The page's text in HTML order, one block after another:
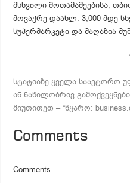
მსხვილი მოთამაშეებისა,
მოვაჭრე დაახლ. 3,000-მდე
სუპერმარკეტი და მაღაზია
სტატიაზე ყველა საავტორო
ან ნაწილობრივ
მიუთითეთ – “წყარო:
Comments
Comments